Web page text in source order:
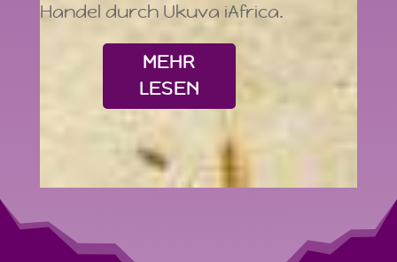
Handel durch Ukuva iAfrica.
MEHR
LESEN